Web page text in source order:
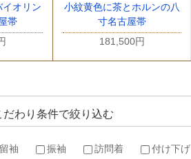
オリン
帯
小紋黄色に茶とホルンの八
寸名古屋帯
181,500円
だわり条件で絞り込む
留袖 振袖 訪問着 付け下げ